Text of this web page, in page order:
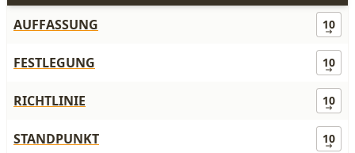
AUFFASSUNG
10
FESTLEGUNG 10
RICHTLINIE 10
STANDPUNKT 10